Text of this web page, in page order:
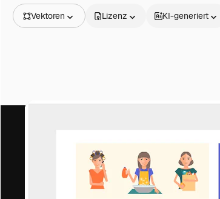
Vektoren
Videos
Lizenz KI-generiert
Die kreative Plattform, um deine beste
Arbeit zu verwirklichen. Mehr als 1